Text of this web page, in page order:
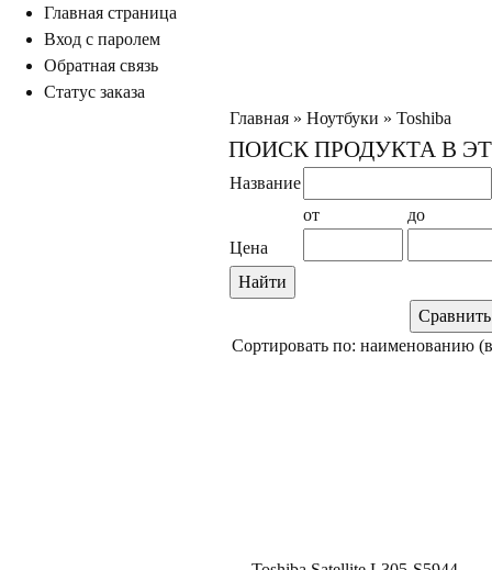
Главная страница
ход с паролем
Обратная связь
Статус заказа
Главная » Ноутбуки » Toshiba
ПОИСК ПРОДУКТА В
Название
Цена
от до
Сортировать по: наименованию (